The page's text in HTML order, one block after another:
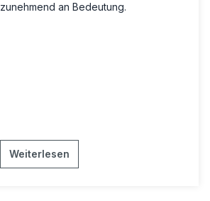
zunehmend an Bedeutung.
Weiterlesen